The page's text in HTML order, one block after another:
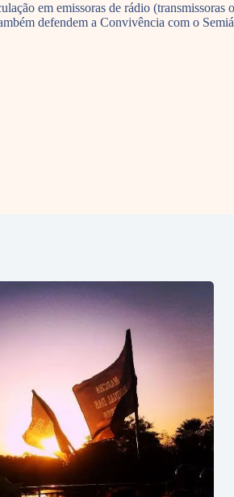
em emissoras de rádio
defendem a Convivência com o